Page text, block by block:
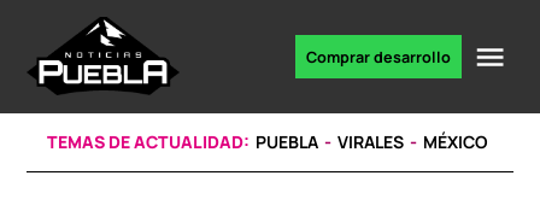
content
noticias
Comprar desarrollo
TEMAS DE ACTUALIDAD: PUEBLA VIRALES MÉXICO